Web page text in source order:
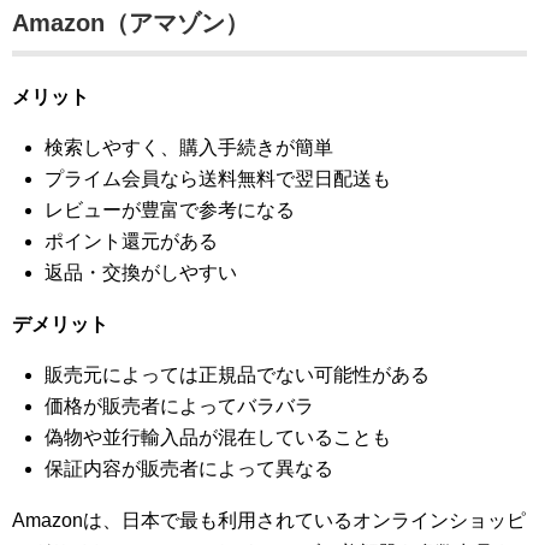
Amazon（アマゾン）
メリット
検索しやすく、購入手続きが簡単
プライム会員なら送料無料で翌日配送も
レビューが豊富で参考になる
ポイント還元がある
返品・交換がしやすい
デメリット
販売元によっては正規品でない可能性がある
価格が販売者によってバラバラ
偽物や並行輸入品が混在していることも
保証内容が販売者によって異なる
Amazonは、日本で最も利用されているオンラインショッピ